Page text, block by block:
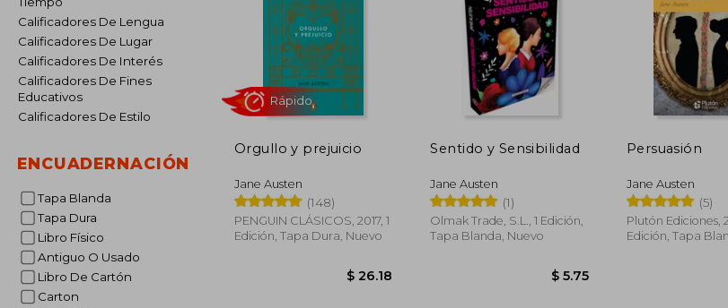
Calificadores De Lengua
Calificadores De Lugar
Calificadores De Interés
Calificadores De Fines
Educativos
Calificadores De Estilo
ENCUADERNACIÓN
Tapa Blanda
Tapa Dura
Libro Físico
Antiguo O Usado
Libro De Cartón
Carton
Orgullo y prejuicio
Jane Austen
(148)
PENGUIN CLÁSICOS, 2017, 1
Edición, Tapa Dura, Nuevo
Rápido
Sentido y Sensibilidad
Jane Austen
(1)
Olmak Trade, S.L., 1 Edición,
Tapa Blanda, Nuevo
Persuasión
Jane Austen
(5)
Plutón Ediciones,
Edición, Tapa